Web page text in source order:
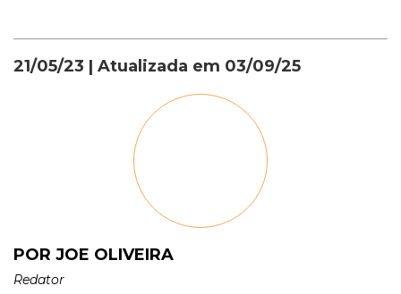
21/05/23 | Atualizada em 03/09/25
POR JOE OLIVEIRA
Redator